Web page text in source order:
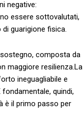
negative:
essere sottovalutati,
guarigione⁣ fisica.
composta da
maggiore ⁢resilienza.La
ineguagliabile e
quindi,
è‍ il primo ‌passo per